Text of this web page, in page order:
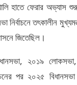
হাতে ফেরার অভ্যাস
তৎকালীন
জিতেছিল।
২০১৯
পর ২০২৫